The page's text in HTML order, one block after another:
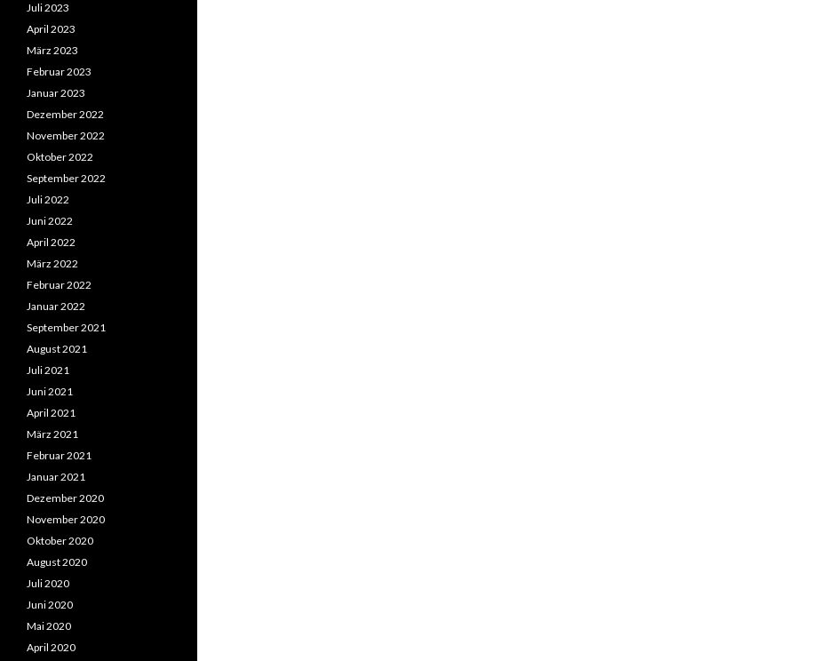
Juli 2023
April 2023
März 2023
Februar 2023
Januar 2023
Dezember 2022
November 2022
Oktober 2022
September 2022
Juli 2022
Juni 2022
April 2022
März 2022
Februar 2022
Januar 2022
September 2021
August 2021
Juli 2021
Juni 2021
April 2021
März 2021
Februar 2021
Januar 2021
Dezember 2020
November 2020
Oktober 2020
August 2020
Juli 2020
Juni 2020
Mai 2020
April 2020